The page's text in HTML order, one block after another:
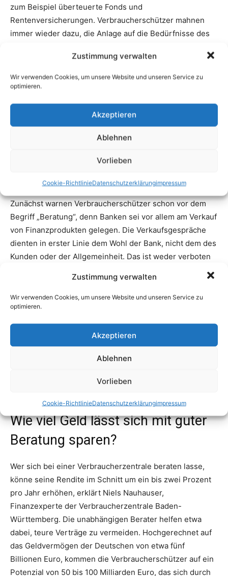
Zustimmung verwalten
Wir verwenden Cookies, um unsere Website und unseren Service zu
optimieren.
Akzeptieren
Ablehnen
Vorlieben
Cookie-RichtlinieDatenschutzerklärungimpressum